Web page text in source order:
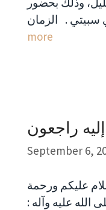
more
إليه راجعون
September 6,
عليكم ورحمة
الله عليه وآله :